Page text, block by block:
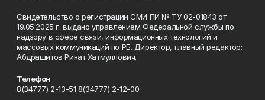
Свидетельство о регистрации СМИ ПИ № ТУ 02-01843 от
19.05.2025 г. выдано управлением Федеральной службы по
надзору в сфере связи, информационных технологий и
массовых коммуникаций по РБ. Директор, главный редактор:
Абдрашитов Ринат Хатмуллович.
Телефон
8(34777) 2-13-51 8(34777) 2-12-00